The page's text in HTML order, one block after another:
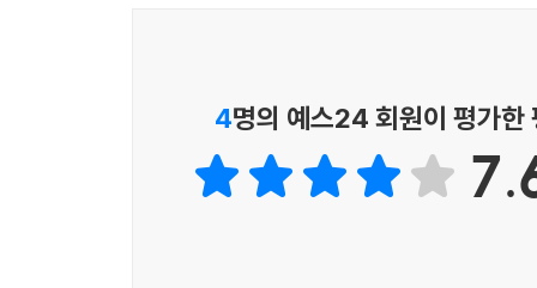
새로운 질서 수립 전에 반드시 수반하는 일종의
결할 수는 없다. 새로운 질서를 수립하기 전에는
해결의 대상이 아니라는 의미다. 최악의 상황은
저자는 자본주의에 내재된 역설을 통해 현재를
정의라는 아홉 가지의 영역의 역설은 우리에게
4명의 예스24 회원이 평가한